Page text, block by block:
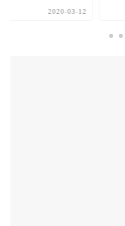
2021-09-29